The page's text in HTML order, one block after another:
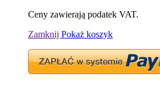
Ceny zawierają podatek VAT.
Zamknij Pokaż koszyk